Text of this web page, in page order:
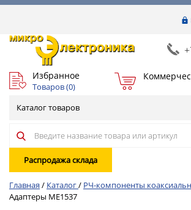
Избранное
Товаров (0)
Каталог товаров
Распродажа склада
Главная / Каталог/ РЧ-компоненты
Адаптеры ME1537